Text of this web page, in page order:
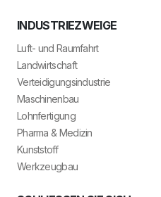
INDUSTRIEZWEIGE
Luft- und Raumfahrt
Landwirtschaft
Verteidigungsindustrie
Maschinenbau
Lohnfertigung
Pharma & Medizin
Kunststoff
Werkzeugbau